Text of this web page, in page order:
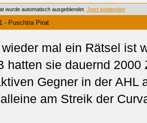
wurde automatisch ausgeblendet. Jetzt einblenden
- Puschtra Pirat
mal ein Rätsel ist
hatten sie dauernd 2000
Gegner in der AHL
am Streik der